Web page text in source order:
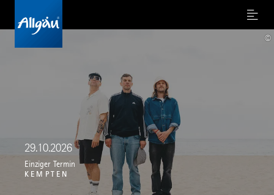
Menu
29.10.2026
Einziger Termin
KEMPTEN
©